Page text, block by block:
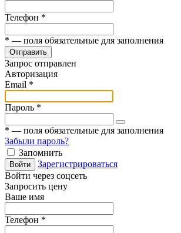
Телефон *
* — поля обязательные для заполнения
Отправить
Запрос отправлен
Авторизация
Email *
Пароль *
* — поля обязательные для заполнения
Забыли пароль?
Запомнить
Войти
Зарегистрироваться
Войти через соцсеть
Запросить цену
Ваше имя
Телефон *